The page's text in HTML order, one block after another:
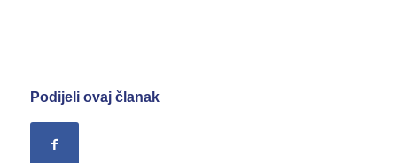
Podijeli ovaj članak